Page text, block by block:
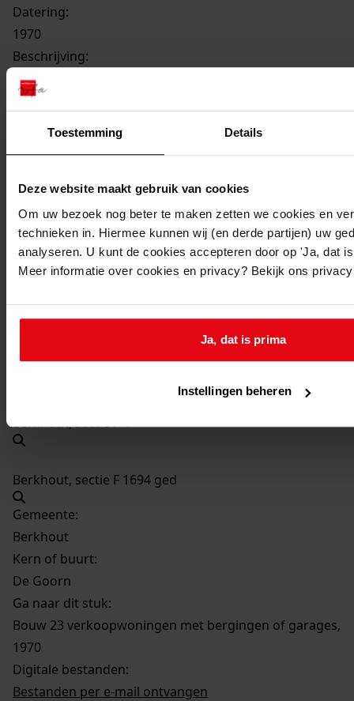
Toestemming Details
Deze website maakt gebruik van cookies
Om uw bezoek nog beter te maken zetten we cookies en
technieken in. Hiermee kunnen wij (en derde partijen) uw
analyseren. U kunt de cookies accepteren door op 'Ja, dat
Meer informatie over cookies en privacy? Bekijk ons
Ja, dat is prima
Instellingen beheren
Datering:
1970
Beschrijving:
Bouw 23 verkoopwoningen met bergingen of garages
Datum vergunning:
De Goorn, Pastoor Lemeerstraat 42, 43, 44, 45, 46, 47,
48
De Goorn, Tulpenhof 25, 27, 29, 31, 33, 35, 37, 39
Nieuw adres:
Overdorpstraat 25 - 39 oneven / 42 - 48 / 49 - 63
Berkhout, sectie F 4
Berkhout, sectie F 1694 ged
Gemeente:
Berkhout
Kern of buurt:
De Goorn
Ga naar dit stuk:
Bouw 23 verkoopwoningen met bergingen of garages,
1970
Digitale bestanden:
Bestanden per e-mail ontvangen